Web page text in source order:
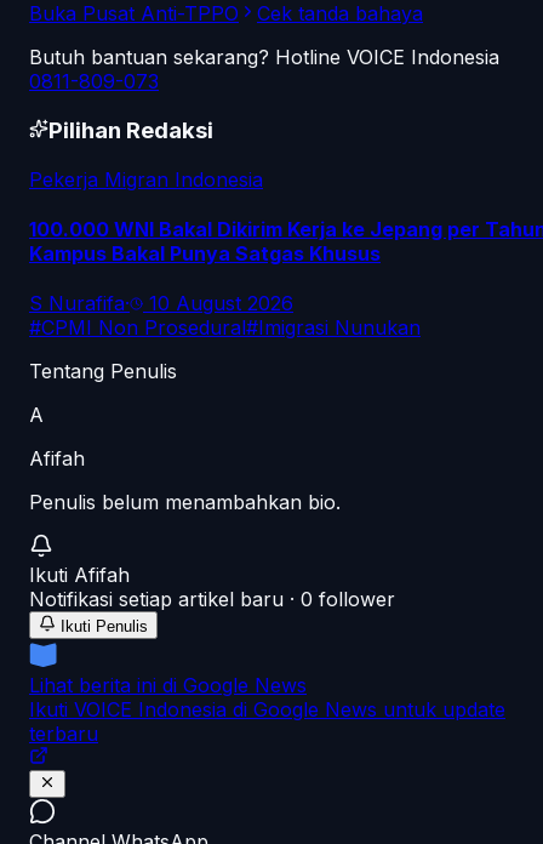
Buka Pusat Anti-TPPO
Cek tanda bahaya
Butuh bantuan sekarang? Hotline VOICE Indonesia
0811-809-073
Pilihan Redaksi
Pekerja Migran Indonesia
100.000 WNI Bakal Dikirim Kerja ke Jepang per
Kampus Bakal Punya Satgas Khusus
S Nurafifa·
10 August 2026
#CPMI Non Prosedural#Imigrasi Nunukan
Tentang Penulis
A
Afifah
Penulis belum menambahkan bio.
Ikuti Afifah
Notifikasi setiap artikel baru · 0 follower
Ikuti Penulis
Lihat berita ini di Google News
Ikuti VOICE Indonesia di Google News untuk update
terbaru